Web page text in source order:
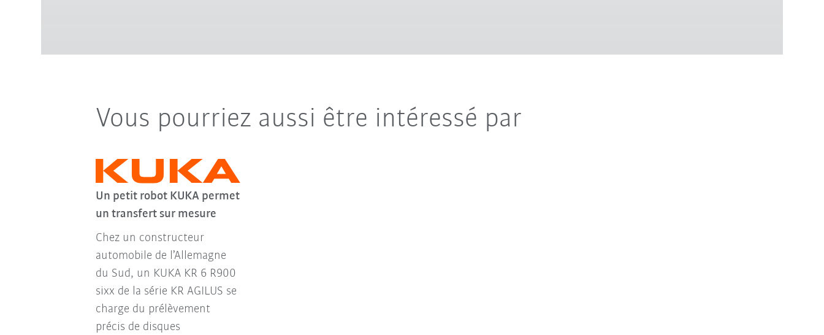
Vous pourriez aussi être intéressé par
Un petit robot KUKA permet
un transfert sur mesure
Chez un constructeur
automobile de l’Allemagne
du Sud, un KUKA KR 6 R900
sixx de la série KR AGILUS se
charge du prélèvement
précis de disques